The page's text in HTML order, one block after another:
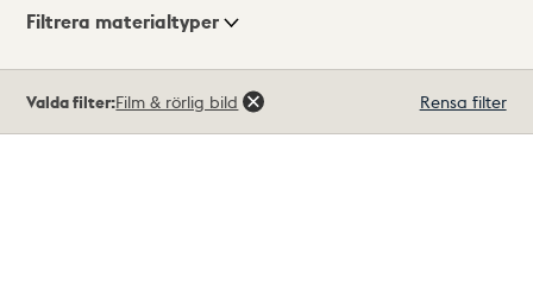
Visningsläge
Filtrera materialtyper
träffar
Valda filter:Film & rörlig bild Rensa filter